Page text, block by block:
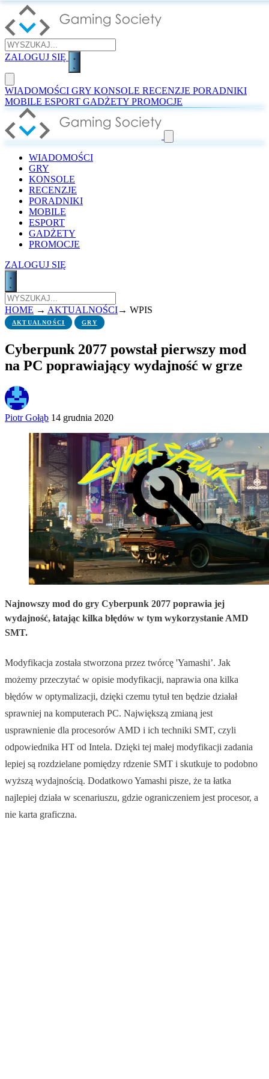
ZALOGUJ SIĘ
WIADOMOŚCI GRY KONSOLE RECENZJE PORADNIKI
MOBILE ESPORT GADŻETY PROMOCJE
WIADOMOŚCI
GRY
KONSOLE
RECENZJE
PORADNIKI
MOBILE
ESPORT
GADŻETY
PROMOCJE
ZALOGUJ SIĘ
HOME → AKTUALNOŚCI→ WPIS
AKTUALNOŚCI GRY
Cyberpunk 2077 powstał pierwszy mod
na PC poprawiający wydajność w grze
Piotr Gołąb 14 grudnia 2020
Najnowszy mod do gry Cyberpunk 2077 poprawia jej
wydajność, łatając kilka błędów w tym wykorzystanie AMD
SMT.
Modyfikacja została stworzona przez twórcę 'Yamashi’. Jak
możemy przeczytać w opisie modyfikacji, naprawia ona kilka
błędów w optymalizacji, dzięki czemu tytuł ten będzie działał
sprawniej na komputerach PC. Największą zmianą jest
usprawnienie dla procesorów AMD i ich techniki SMT, czyli
odpowiednika HT od Intela. Dzięki tej małej modyfikacji zadania
lepiej są rozdzielane pomiędzy rdzenie SMT i skutkuje to podobno
wyższą wydajnością. Dodatkowo Yamashi pisze, że ta łatka
najlepiej działa w scenariuszu, gdzie ograniczeniem jest procesor, a
nie karta graficzna.